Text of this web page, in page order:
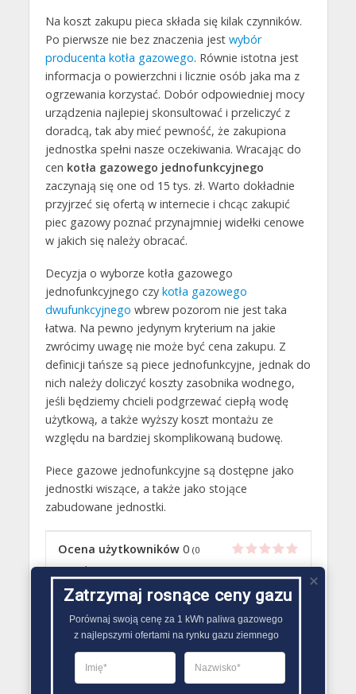
Na koszt zakupu pieca składa się kilak czynników.
Po pierwsze nie bez znaczenia jest wybór
producenta kotła gazowego. Równie istotna jest
informacja o powierzchni i licznie osób jaka ma z
ogrzewania korzystać. Dobór odpowiedniej mocy
urządzenia najlepiej skonsultować i przeliczyć z
doradcą, tak aby mieć pewność, że zakupiona
jednostka spełni nasze oczekiwania. Wracając do
cen kotła gazowego jednofunkcyjnego
zaczynają się one od 15 tys. zł. Warto dokładnie
przyjrzeć się ofertą w internecie i chcąc zakupić
piec gazowy poznać przynajmniej widełki cenowe
w jakich się należy obracać.
Decyzja o wyborze kotła gazowego
jednofunkcyjnego czy kotła gazowego
dwufunkcyjnego wbrew pozorom nie jest taka
łatwa. Na pewno jedynym kryterium na jakie
zwrócimy uwagę nie może być cena zakupu. Z
definicji tańsze są piece jednofunkcyjne, jednak do
nich należy doliczyć koszty zasobnika wodnego,
jeśli będziemy chcieli podgrzewać ciepłą wodę
użytkową, a także wyższy koszt montażu ze
względu na bardziej skomplikowaną budowę.
Piece gazowe jednofunkcyjne są dostępne jako
jednostki wiszące, a także jako stojące
zabudowane jednostki.
Ocena użytkowników 0 (0
oceny)
Przeczytaj także
Zatrzymaj rosnące ceny gazu
Porównaj swoją cenę za 1 kWh paliwa gazowego
z najlepszymi ofertami na rynku gazu ziemnego